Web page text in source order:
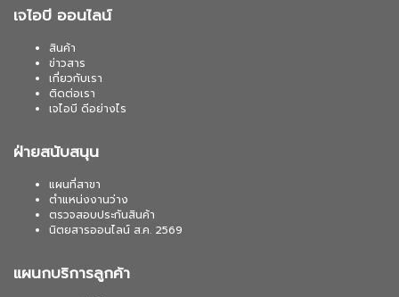
เจไอบี ออนไลน์
สินค้า
ข่าวสาร
เกี่ยวกับเรา
ติดต่อเรา
เจไอบี ดีอย่างไร
ฝ่ายสนับสนุน
แผนที่สาขา
ตำแหน่งงานว่าง
ตรวจสอบประกันสินค้า
นิตยสารออนไลน์ ส.ค. 2569
แผนกบริการลูกค้า